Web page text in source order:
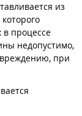
из
в процессе
недопустимо,
при